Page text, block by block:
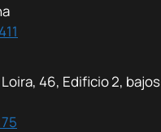
46, Edificio 2, bajos